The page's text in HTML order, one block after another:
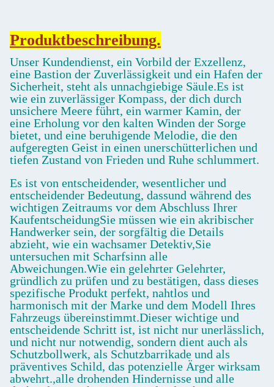
Produktbeschreibung.
Unser Kundendienst, ein Vorbild der Exzellenz,
eine Bastion der Zuverlässigkeit und ein Hafen der
Sicherheit, steht als unnachgiebige Säule.Es ist
wie ein zuverlässiger Kompass, der dich durch
unsichere Meere führt, ein warmer Kamin, der
eine Erholung vor den kalten Winden der Sorge
bietet, und eine beruhigende Melodie, die den
aufgeregten Geist in einen unerschütterlichen und
tiefen Zustand von Frieden und Ruhe schlummert.
Es ist von entscheidender, wesentlicher und
entscheidender Bedeutung, dassund während des
wichtigen Zeitraums vor dem Abschluss Ihrer
KaufentscheidungSie müssen wie ein akribischer
Handwerker sein, der sorgfältig die Details
abzieht, wie ein wachsamer Detektiv,Sie
untersuchen mit Scharfsinn alle
Abweichungen.Wie ein gelehrter Gelehrter,
gründlich zu prüfen und zu bestätigen, dass dieses
spezifische Produkt perfekt, nahtlos und
harmonisch mit der Marke und dem Modell Ihres
Fahrzeugs übereinstimmt.Dieser wichtige und
entscheidende Schritt ist, ist nicht nur unerlässlich,
und nicht nur notwendig, sondern dient auch als
Schutzbollwerk, als Schutzbarrikade und als
präventives Schild, das potenzielle Ärger wirksam
abwehrt.,alle drohenden Hindernisse und alle